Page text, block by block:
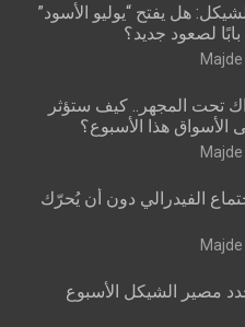
هل يفتح “يوليو الأسود”
لصعود جديد؟
Majde
تحت المجهر.. كيف ستؤثر
الأسواق هذا الأسبوع؟
Majde
الفيدرالي دون أن يُحرّك
Majde
مصير الشيكل الأسبوع